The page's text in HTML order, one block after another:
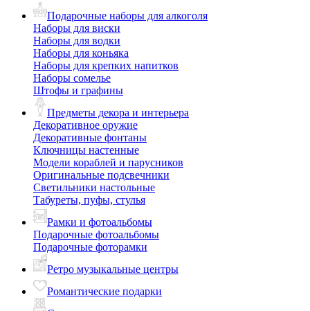
Подарочные наборы для алкоголя
Наборы для виски
Наборы для водки
Наборы для коньяка
Наборы для крепких напитков
Наборы сомелье
Штофы и графины
Предметы декора и интерьера
Декоративное оружие
Декоративные фонтаны
Ключницы настенные
Модели кораблей и парусников
Оригинальные подсвечники
Светильники настольные
Табуреты, пуфы, стулья
Рамки и фотоальбомы
Подарочные фотоальбомы
Подарочные фоторамки
Ретро музыкальные центры
Романтические подарки